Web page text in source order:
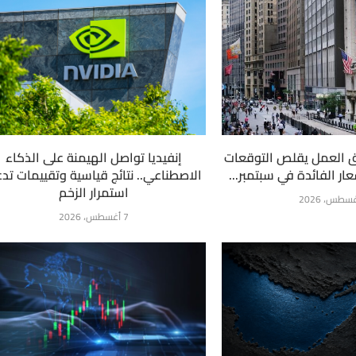
إنفيديا تواصل الهيمنة على الذكاء
الاصطناعي.. نتائج قياسية وتقييمات
استمرار الزخم
7 أغسطس، 2026
يقلص التوقعات
الفائدة في سبتمبر...